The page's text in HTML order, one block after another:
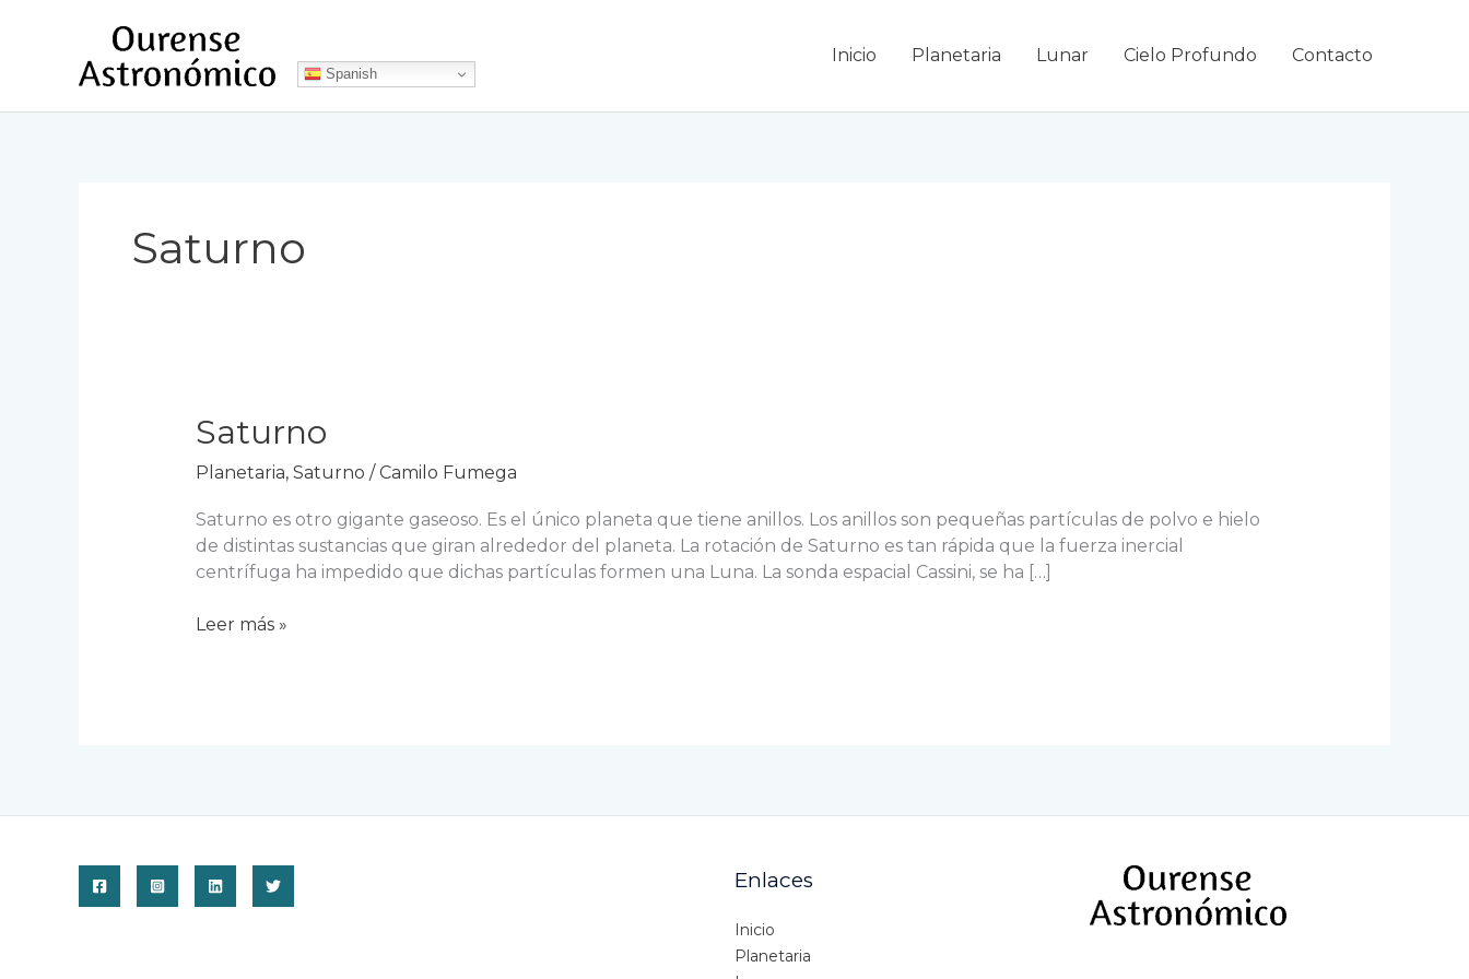
contenido
Spanish
Inicio Planetaria Lunar Cielo Profundo Contacto
Saturno
Saturno
Planetaria, Saturno / Camilo Fumega
Saturno es otro gigante gaseoso. Es el único planeta que tiene anillos. Los anillos son pequeñas partículas de polvo e hielo
de distintas sustancias que giran alrededor del planeta. La rotación de Saturno es tan rápida que la fuerza inercial
centrífuga ha impedido que dichas partículas formen una Luna. La sonda espacial Cassini, se ha […]
Saturno
Leer más »
Enlaces
Inicio
Planetaria